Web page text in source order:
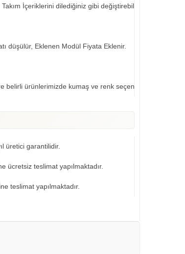
İçeriklerini dilediğiniz gibi değiştirebilirsiniz..
düşülür, Eklenen Modül Fiyata Eklenir.
belirli ürünlerimizde kumaş ve renk seçeneklerimiz
üretici garantilidir.
ücretsiz teslimat yapılmaktadır.
teslimat yapılmaktadır.